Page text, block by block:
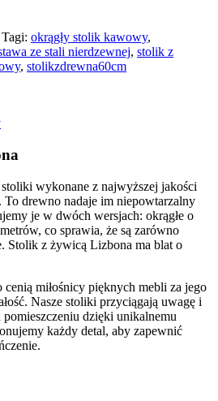
Tagi: okrągły stolik kawowy,
ze stali nierdzewnej, stolik z
, stolikzdrewna60cm
wykonane z najwyższej jakości
To drewno nadaje im niepowtarzalny
je w dwóch wersjach: okrągłe o
co sprawia, że są zarówno
Stolik z żywicą Lizbona ma blat o
cenią miłośnicy pięknych mebli za jego
Nasze stoliki przyciągają uwagę i
pomieszczeniu dzięki unikalnemu
każdy detal, aby zapewnić